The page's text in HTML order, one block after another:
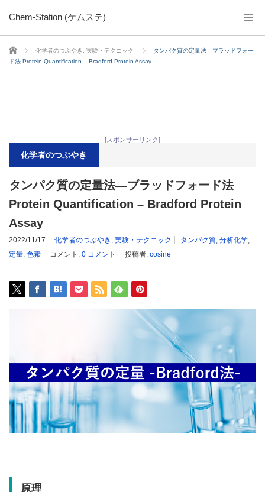
Chem-Station (ケムステ)
ホーム 化学者のつぶやき 実験・テクニック
タンパク質の定量法―ブラッドフォー
ド法 Protein Quantification – Bradford Protein Assay
[スポンサーリンク]
化学者のつぶやき
タンパク質の定量法―ブラッドフォード法
Protein Quantification – Bradford Protein
Assay
2022/11/17 化学者のつぶやき , 実験・テクニック タンパク質, 分析化学,
定量, 色素 コメント: 0 コメント 投稿者: cosine
原理